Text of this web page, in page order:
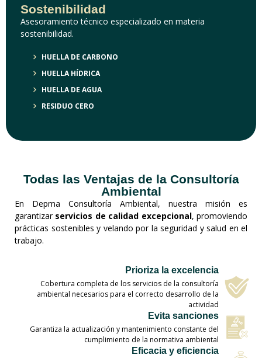
Sostenibilidad
Asesoramiento técnico especializado en materia
sostenibilidad.
HUELLA DE CARBONO
HUELLA HÍDRICA
HUELLA DE AGUA
RESIDUO CERO
Todas las Ventajas de la Consultoría
Ambiental
En Depma Consultoría Ambiental, nuestra misión es
garantizar servicios de calidad excepcional, promoviendo
prácticas sostenibles y velando por la seguridad y salud en el
trabajo.
Prioriza la excelencia
Cobertura completa de los servicios de la consultoría
ambiental necesarios para el correcto desarrollo de la
actividad
Evita sanciones
Garantiza la actualización y mantenimiento constante del
cumplimiento de la normativa ambiental
Eficacia y eficiencia